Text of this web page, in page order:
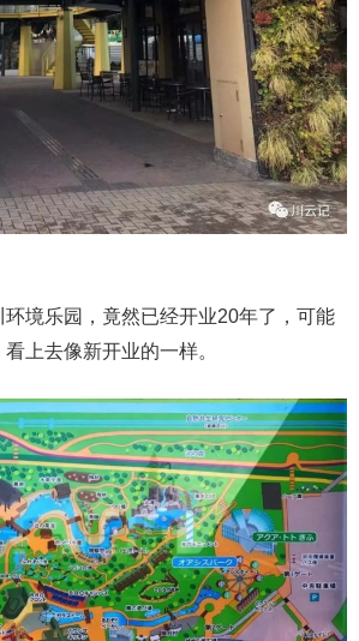
境乐园，竟然已经开业20年了，可能
上去像新开业的一样。